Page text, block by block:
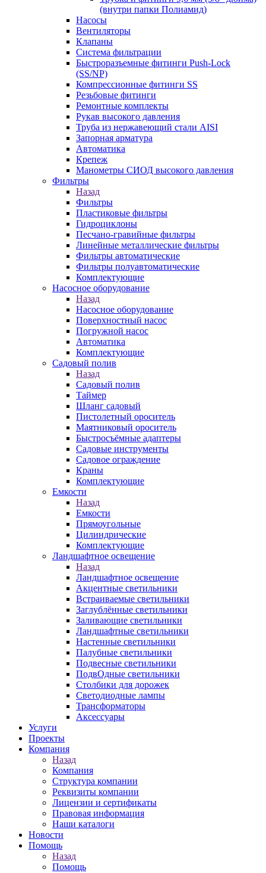
(внутри папки Полиамид)
Насосы
Вентиляторы
Клапаны
Система фильтрации
Быстроразъемные фитинги Push-Lock
(SS/NP)
Компрессионные фитинги SS
Резьбовые фитинги
Ремонтные комплекты
Рукав высокого давления
Труба из нержавеющий стали AISI
Запорная арматура
Автоматика
Крепеж
Манометры СИОД высокого давления
Фильтры
Назад
Фильтры
Пластиковые фильтры
Гидроциклоны
Песчано-гравийные фильтры
Линейные металлические фильтры
Фильтры автоматические
Фильтры полуавтоматические
Комплектующие
Насосное оборудование
Назад
Насосное оборудование
Поверхностный насос
Погружной насос
Автоматика
Комплектующие
Садовый полив
Назад
Садовый полив
Таймер
Шланг садовый
Пистолетный ороситель
Маятниковый ороситель
Быстросъёмные адаптеры
Садовые инструменты
Садовое ограждение
Краны
Комплектующие
Емкости
Назад
Емкости
Прямоугольные
Цилиндрические
Комплектующие
Ландшафтное освещение
Назад
Ландшафтное освещение
Акцентные светильники
Встраиваемые светильники
Заглублённые светильники
Заливающие светильники
Ландшафтные светильники
Настенные светильники
Палубные светильники
Подвесные светильники
ПодвОдные светильники
Столбики для дорожек
Светодиодные лампы
Трансформаторы
Аксессуары
Услуги
Проекты
Компания
Назад
Компания
Структура компании
Реквизиты компании
Лицензии и сертификаты
Правовая информация
Наши каталоги
Новости
Помощь
Назад
Помощь